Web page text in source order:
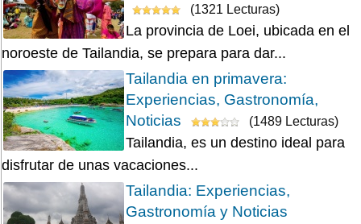
(1321 Lecturas)
La provincia de Loei, ubicada en el
noroeste de Tailandia, se prepara para dar...
Tailandia en primavera:
Experiencias, Gastronomía,
Noticias
(1489 Lecturas)
Tailandia, es un destino ideal para
disfrutar de unas vacaciones...
Tailandia: Experiencias,
Gastronomía y Noticias